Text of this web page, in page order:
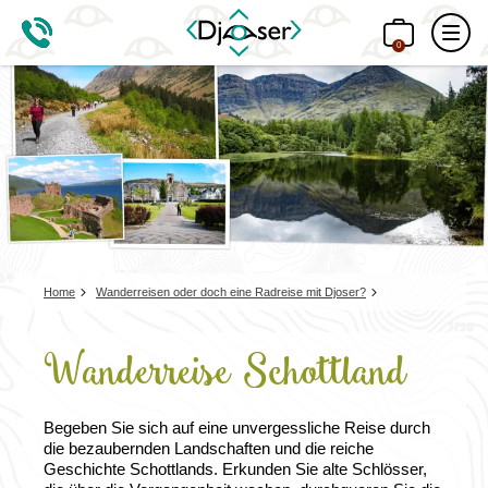
0
Home Wanderreisen oder doch eine Radreise mit Djoser?
Wanderreise Schottland
Begeben Sie sich auf eine unvergessliche Reise durch
die bezaubernden Landschaften und die reiche
Geschichte Schottlands. Erkunden Sie alte Schlösser,